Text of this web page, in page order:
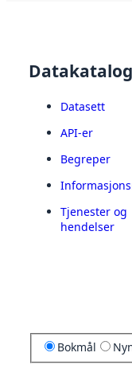
Datasett
API-er
Begreper
Tjenester og
hendelser
Bokmål